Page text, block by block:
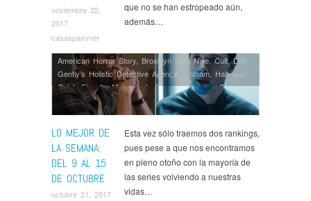
noviembre 22,
2017
casaspammer
que no se han estropeado aún,
además…
LO MEJOR DE
LA SEMANA:
DEL 9 AL 15
DE OCTUBRE
octubre 21, 2017
American Horror Story, Brooklyn Nine Nine,Cult,Dirk
Gently’s Holistic Detective Agency, Gotham, Halt and
Catch Fire
,Lo Mejor de la Semana,Opinión ,Series,
Supernatural
Esta vez sólo traemos dos rankings,
pues pese a que nos encontramos
en pleno otoño con la mayoría de
las series volviendo a nuestras
vidas…